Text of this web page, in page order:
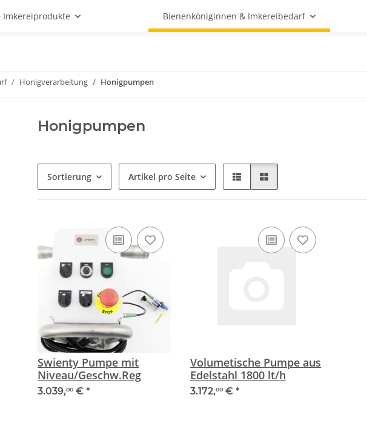
Imkereiprodukte Bienenköniginnen & Imkereibedarf
Honigverarbeitung Honigpumpen
Honigpumpen
Sortierung Artikel pro Seite
Swienty Pumpe mit
Niveau/Geschw.Reg
3.039,00 € *
Volumetische Pumpe aus
Edelstahl 1800 lt/h
3.172,00 € *